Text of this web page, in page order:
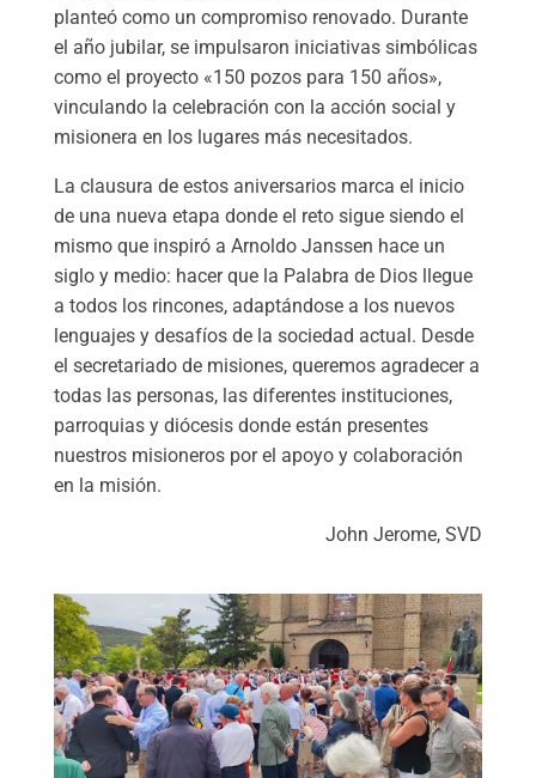
planteó como un compromiso renovado. Durante
el año jubilar, se impulsaron iniciativas simbólicas
como el proyecto «150 pozos para 150 años»,
vinculando la celebración con la acción social y
misionera en los lugares más necesitados.
La clausura de estos aniversarios marca el inicio
de una nueva etapa donde el reto sigue siendo el
mismo que inspiró a Arnoldo Janssen hace un
siglo y medio: hacer que la Palabra de Dios llegue
a todos los rincones, adaptándose a los nuevos
lenguajes y desafíos de la sociedad actual. Desde
el secretariado de misiones, queremos agradecer a
todas las personas, las diferentes instituciones,
parroquias y diócesis donde están presentes
nuestros misioneros por el apoyo y colaboración
en la misión.
John Jerome, SVD